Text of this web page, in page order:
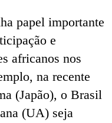
papel importante
e
africanos nos
na recente
(Japão), o Brasil
(UA) seja